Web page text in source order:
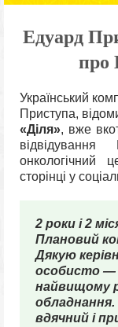
Едуард
про
Український
Приступа,
«Діля», вже
онкологічний
сторінці у
2 роки і 2
Плановий
Дякую
особисто —
найвищому
вдячний і